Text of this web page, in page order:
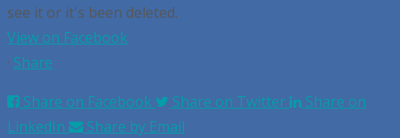
see it or it's been deleted.
View on Facebook
· Share
Share on Facebook
Share on Twitter
Share on
LinkedIn
Share by Email